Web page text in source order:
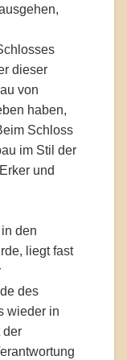
dieser
von
haben,
Schloss
im Stil der
und
den
liegt fast
des
wieder in
der